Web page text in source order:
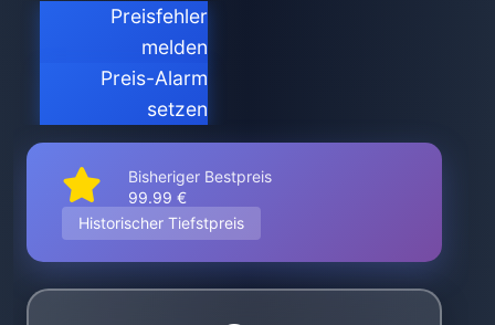
Preisfehler
melden
Preis-Alarm
setzen
Bisheriger Bestpreis
99.99 €
Historischer Tiefstpreis